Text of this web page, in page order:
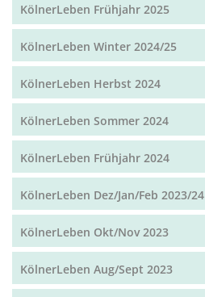
KölnerLeben Frühjahr 2025
KölnerLeben Winter 2024/25
KölnerLeben Herbst 2024
KölnerLeben Sommer 2024
KölnerLeben Frühjahr 2024
KölnerLeben Dez/Jan/Feb 2023/24
KölnerLeben Okt/Nov 2023
KölnerLeben Aug/Sept 2023